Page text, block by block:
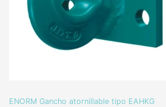
ENORM Gancho atornillable tipo EAHKG